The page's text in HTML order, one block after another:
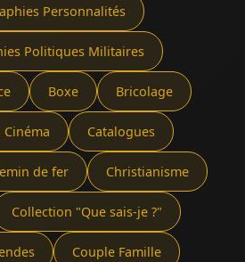
Personnalités
Politiques Militaires
Boxe Bricolage
Cinéma Catalogues
de fer Christianisme
Collection "Que sais-je ?"
Couple Famille